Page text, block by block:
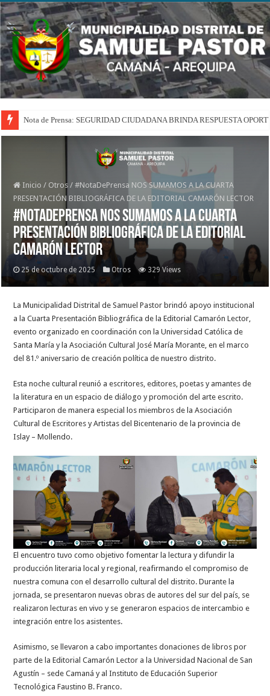
Nota de Prensa: SEGURIDAD CIUDADANA BRINDA RESPUESTA
Inicio / Otros / #NotaDePrensa NOS SUMAMOS A LA CUARTA
PRESENTACIÓN BIBLIOGRÁFICA DE LA EDITORIAL CAMARÓN LECTOR
#NotaDePrensa NOS SUMAMOS A LA CUARTA
PRESENTACIÓN BIBLIOGRÁFICA DE LA EDITORIAL
CAMARÓN LECTOR
25 de octubre de 2025 Otros 329 Views
LaMunicipalidad Distrital de Samuel Pastor brindó apoyo institucional
a la Cuarta Presentación Bibliográfica de la Editorial Camarón Lector,
evento organizado en coordinación con la Universidad Católica de
Santa María y la Asociación Cultural José María Morante, en el marco
del 81.º aniversario de creación política de nuestro distrito.
Esta noche cultural reunió a escritores, editores, poetas y amantes de
la literatura en un espacio de diálogo y promoción del arte escrito.
Participaron de manera especial los miembros de la Asociación
Cultural de Escritores y Artistas del Bicentenario de la provincia de
Islay – Mollendo.
El encuentro tuvo como objetivo fomentar la lectura y difundir la
producción literaria local y regional, reafirmando el compromiso de
nuestra comuna con el desarrollo cultural del distrito. Durante la
jornada, se presentaron nuevas obras de autores del sur del país, se
realizaron lecturas en vivo y se generaron espacios de intercambio e
integración entre los asistentes.
Asimismo, se llevaron a cabo importantes donaciones de libros por
parte de la Editorial Camarón Lector a la Universidad Nacional de San
Agustín – sede Camaná y al Instituto de Educación Superior
Tecnológica Faustino B. Franco.